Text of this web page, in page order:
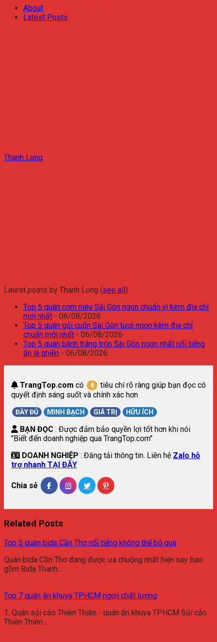
About
Latest Posts
Thanh Long
Latest posts by Thanh Long (see all )
Top 5 quán cơm niêu Sài Gòn ngon chuẩn vị kèm địa chỉ
mới nhất - 06/08/2026
Top 5 quán gỏi cuốn Sài Gòn tươi ngon kèm địa chỉ
chuẩn mới nhất - 06/08/2026
Top 5 quán bánh tráng trộn Sài Gòn ngon nhất nổi tiếng
ăn là ghiền - 06/08/2026
TrangTop.com có 4
tiêu chí rõ ràng giúp bạn đọc có
quyết định sáng suốt và chính xác hơn
ĐẦY ĐỦ MINH BẠCH GIÁ TRỊ HỮU ÍCH
BẠN ĐỌC : Được đảm bảo quyền lợi tốt hơn khi nói
"Biết đến doanh nghiệp qua TrangTop.com"
DOANH NGHIỆP : Đăng tải thông tin. Liên hệ Zalo hỗ
trợ nhanh TẠI ĐÂY
Chia sẻ
Related Posts
Top 5 quán bida Cần Thơ nổi tiếng không thể bỏ qua
Quán bida Cần Thơ đang được ưa chuộng nhất hiện nay bao
gồm Bida Thanh…
Top 7 quán ăn khuya TPHCM ngon chất lượng
1. Quán sủi cảo Thiên Thiên - quán ăn khuya TPHCM Sủi cảo
Thiên Thiên…